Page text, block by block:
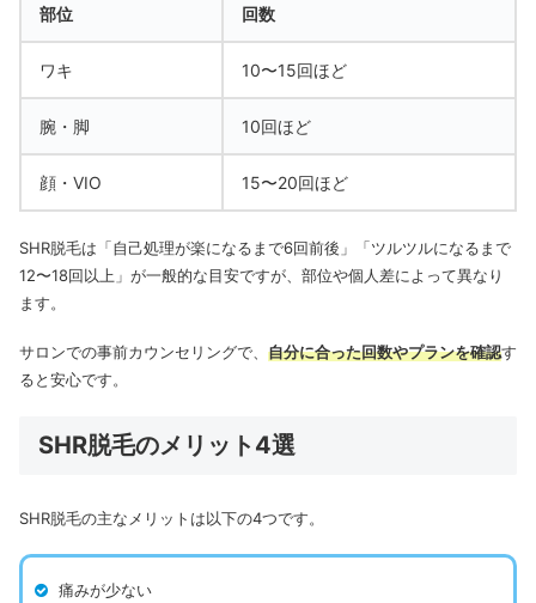
部位 回数
ワキ 10〜15回ほど
腕・脚 10回ほど
顔・VIO 15〜20回ほど
SHR脱毛は「自己処理が楽になるまで6回前後」「ツルツルになるまで
12〜18回以上」が一般的な目安ですが、部位や個人差によって異なり
ます。
サロンでの事前カウンセリングで、 自分に合った回数やプランを確認す
ると安心です。
SHR脱毛のメリット4選
SHR脱毛の主なメリットは以下の4つです。
痛みが少ない